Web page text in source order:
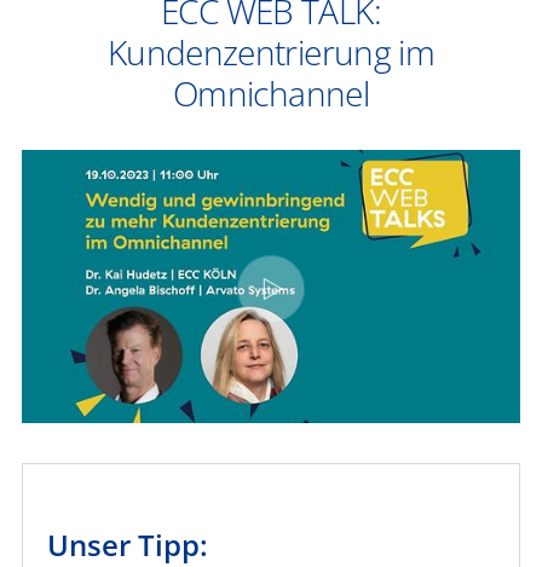
ECC WEB TALK:
Kundenzentrierung im
Omnichannel
Unser Tipp: